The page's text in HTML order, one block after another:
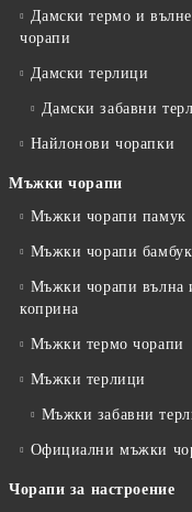
Дамски термо и
чорапи
Дамски терлици
Дамски забавни
Найлонови чорапки
Мъжки чорапи
Мъжки чорапи памук
Мъжки чорапи бамбук
Мъжки чорапи вълна
коприна
Мъжки термо чорапи
Мъжки терлици
Мъжки забавни
Официални мъжки
Чорапи за настроение